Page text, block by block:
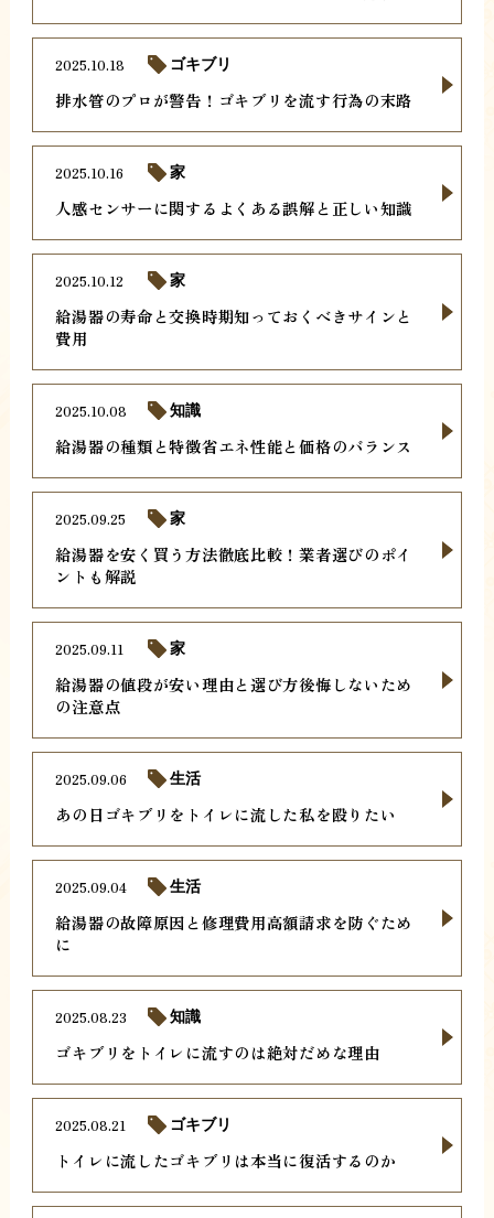
排水管のプロが警告！ゴキブリを流す行為の末路
2025.10.18 ゴキブリ
人感センサーに関するよくある誤解と正しい知識
2025.10.16 家
給湯器の寿命と交換時期知っておくべきサインと
費用
2025.10.12 家
給湯器の種類と特徴省エネ性能と価格のバランス
2025.10.08 知識
給湯器を安く買う方法徹底比較！業者選びのポイ
ントも解説
2025.09.25 家
給湯器の値段が安い理由と選び方後悔しないため
の注意点
2025.09.11 家
あの日ゴキブリをトイレに流した私を殴りたい
2025.09.06 生活
給湯器の故障原因と修理費用高額請求を防ぐため
に
2025.09.04 生活
ゴキブリをトイレに流すのは絶対だめな理由
2025.08.23 知識
トイレに流したゴキブリは本当に復活するのか
2025.08.21 ゴキブリ